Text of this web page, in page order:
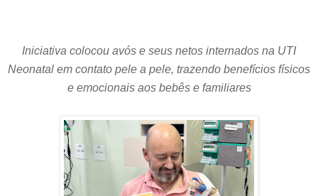
Iniciativa colocou avós e seus netos internados na UTI
Neonatal em contato pele a pele, trazendo benefícios físicos
e emocionais aos bebês e familiares